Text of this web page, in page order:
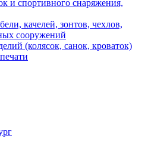
и спортивного снаряжения,
качелей, зонтов, чехлов,
сооружений
(колясок, санок, кроваток)